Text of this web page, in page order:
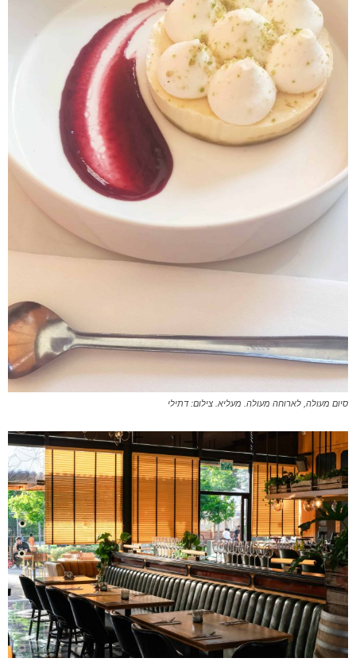
סיום מעולה, לארוחה מעולה. מעליא. צילום: דתילי